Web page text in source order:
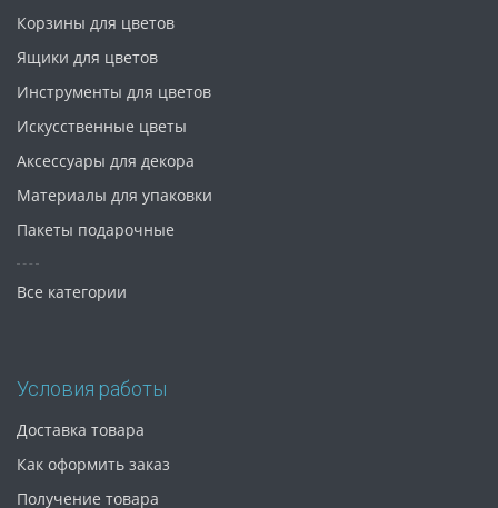
Корзины для цветов
Ящики для цветов
Инструменты для цветов
Искусственные цветы
Аксессуары для декора
Материалы для упаковки
Пакеты подарочные
Все категории
Условия работы
Доставка товара
Как оформить заказ
Получение товара